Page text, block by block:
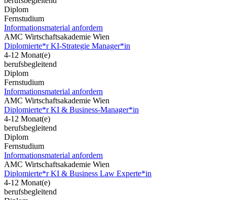
Diplom
Fernstudium
Informationsmaterial anfordern
AMC Wirtschaftsakademie Wien
Diplomierte*r KI-Strategie Manager*in
4-12 Monat(e)
berufsbegleitend
Diplom
Fernstudium
Informationsmaterial anfordern
AMC Wirtschaftsakademie Wien
Diplomierte*r KI & Business-Manager*in
4-12 Monat(e)
berufsbegleitend
Diplom
Fernstudium
Informationsmaterial anfordern
AMC Wirtschaftsakademie Wien
Diplomierte*r KI & Business Law Experte*in
4-12 Monat(e)
berufsbegleitend